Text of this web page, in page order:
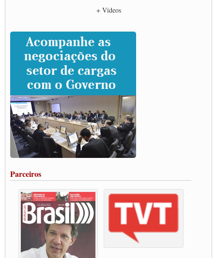
Caminhoneiros prometem paralisação e cobram diálogo com Lula
CNTTL e lideranças de caminhoneiros participam de debate sobre saúde nas
rodovias
Paulinho e Litti debatem política global para transporte rodoviário de cargas na
SUTCRA no Uruguai
Grande Conquista da Categoria transporte de Cargas e Caminhoneiros Autonomos
ENCONTRO INTERNACIONAL EM APOIO A CLASSE TRABALHADORA
DO BRASIL E A ELEIÇÃO 2022
Carta às Brasileiras e aos Brasileiros em Defesa do Estado Democrático de Direito
Paulinho, presidente da CNTTL, faz balanço do 3º Congresso da CNTTL
Caminhoneiros aprovam greve a partir do 1º de novembro
Rodoviários de Feira Santana fazem Assembleia para avaliar proposta de reajuste
salarial
Vacina Já: Lockdown de 24 horas dos trabalhadores em transportes está mantido,
Condutores de Guarulhos farão greve sanitária nesta terça-feira (20)
Paralisação dos Caminhoneiros na #BR285, entrocamento que liga o Mercosul ao
Rio Grande
Caminhoneiros bloqueiam duas faixas na Castello Branco e fazem protesto
Modal-Live #13 Aumento da Violência Contra Mulher e o Adoecimento da Classe
Trabalhadora em Tempos de Pandemia
MODAL-LIVE#12 POLÍTICAS PÚBLICAS DE TRANSPORTE PARA A
+ Vídeos
Parceiros